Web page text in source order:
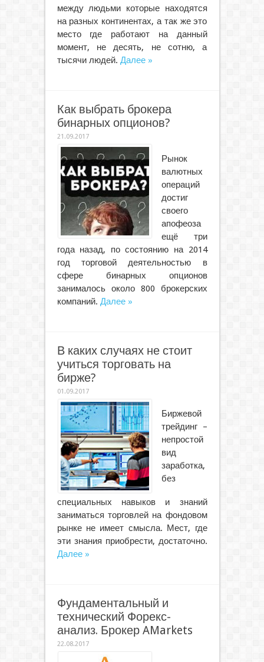
между людьми которые находятся
на разных континентах, а так же это
место где работают на данный
момент, не десять, не сотню, а
тысячи людей. Далее »
Как выбрать брокера
бинарных опционов?
21.09.2017
Рынок
валютных
операций
достиг
своего
апофеоза
ещё три
года назад, по состоянию на 2014
год торговой деятельностью в
сфере бинарных опционов
занималось около 800 брокерских
компаний. Далее »
В каких случаях не стоит
учиться торговать на
бирже?
01.09.2017
Биржевой
трейдинг –
непростой
вид
заработка,
без
специальных навыков и знаний
заниматься торговлей на фондовом
рынке не имеет смысла. Мест, где
эти знания приобрести, достаточно.
Далее »
Фундаментальный и
технический Форекс-
анализ. Брокер AMarkets
22.08.2017